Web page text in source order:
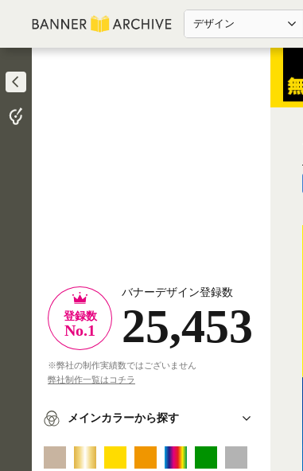
デザイン
登録数
No.1
バナーデザイン登録数
25,453
※弊社の制作実績数ではございません
弊社制作一覧はコチラ
メインカラーから探す